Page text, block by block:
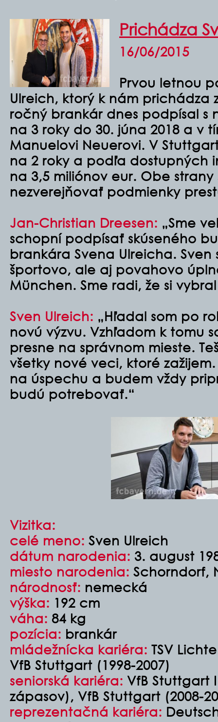
Prichádza
16/06/2015
Prvou letnou
Ulreich, ktorý k nám prichádza
ročný brankár dnes podpísal s
na 3 roky do 30. júna 2018 a v
Manuelovi Neuerovi. V
na 2 roky a podľa dostupných
na 3,5 miliónov eur. Obe
nezverejňovať podmienky
Jan-Christian Dreesen: „Sme
schopní podpísať skúseného
brankára Svena Ulreicha. Sven
športovo, ale aj povahovo
München. Sme radi, že si
Sven Ulreich: „Hľadal som po
novú výzvu. Vzhľadom k tomu
presne na správnom mieste.
všetky nové veci, ktoré
na úspechu a budem vždy
budú potrebovať.“
Vizitka:
celé meno: Sven Ulreich
dátum narodenia: 3. august
miesto narodenia: Schorndorf,
národnosť: nemecká
výška: 192 cm
váha: 84 kg
pozícia: brankár
mládežnícka kariéra: TSV
VfB Stuttgart (1998-2007)
seniorská kariéra: VfB Stuttgart
zápasov), VfB Stuttgart (2008-
reprezentačná kariéra: